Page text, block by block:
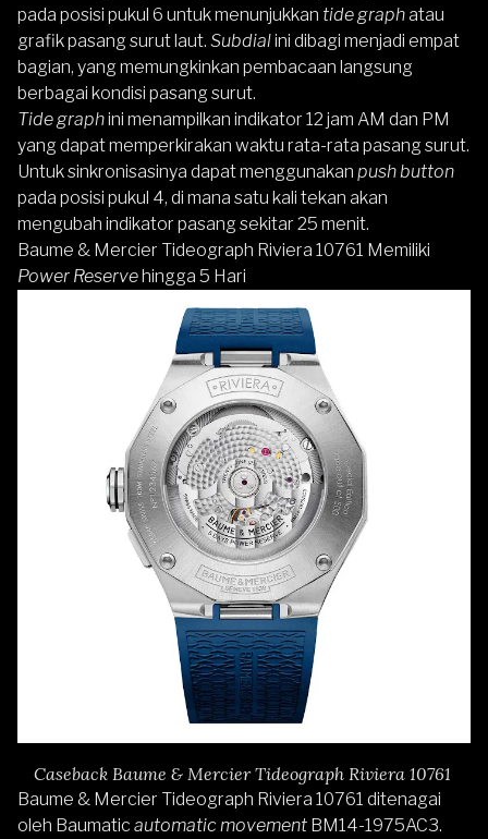
pada posisi pukul 6 untuk menunjukkan tide graphatau
grafik pasang surut laut. Subdialini dibagi menjadi empat
bagian, yang memungkinkan pembacaan langsung
berbagai kondisi pasang surut.
Tide graphini menampilkan indikator 12 jam AM dan PM
yang dapat memperkirakan waktu rata-rata pasang surut.
Untuk sinkronisasinya dapat menggunakan push button
pada posisi pukul 4, di mana satu kali tekan akan
mengubah indikator pasang sekitar 25 menit.
Baume & Mercier Tideograph Riviera 10761 Memiliki
Power Reservehingga 5 Hari
Caseback Baume & Mercier Tideograph Riviera 10761
Baume & Mercier Tideograph Riviera 10761 ditenagai
oleh Baumatic automatic movement BM14-1975AC3.